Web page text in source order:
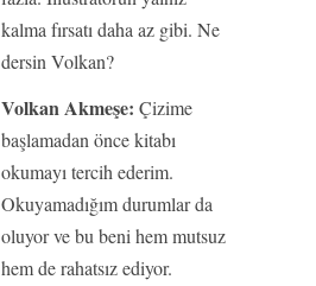
kalma fırsatı daha az gibi. Ne
dersin Volkan?
Volkan Akmeşe: Çizime
başlamadan önce kitabı
okumayı tercih ederim.
Okuyamadığım durumlar da
oluyor ve bu beni hem mutsuz
hem de rahatsız ediyor.